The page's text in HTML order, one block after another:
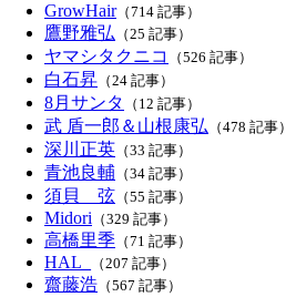
GrowHair（714 記事）
鷹野雅弘 （25 記事）
ヤマシタクニコ （526 記事）
白石昇 （24 記事）
8月サンタ （12 記事）
武 盾一郎＆山根康弘 （478 記事）
深川正英 （33 記事）
青池良輔 （34 記事）
須貝 弦 （55 記事）
Midori （329 記事）
高橋里季 （71 記事）
HAL_ （207 記事）
齋藤浩 （567 記事）